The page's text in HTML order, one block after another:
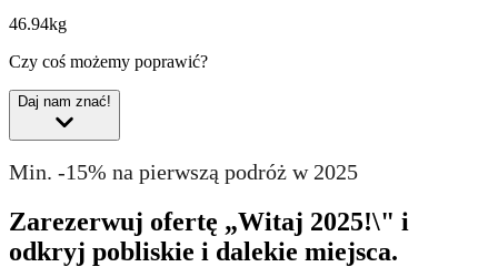
46.94kg
Czy coś możemy poprawić?
Daj nam znać!
Min. -15% na pierwszą podróż w 2025
Zarezerwuj ofertę „Witaj 2025!\" i
odkryj pobliskie i dalekie miejsca.